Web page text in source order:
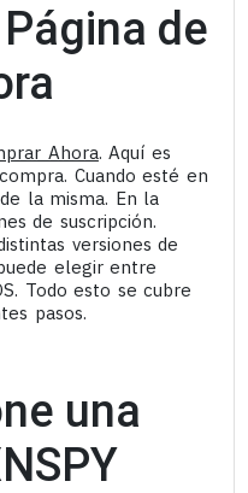
de
Ahora. Aquí es
Cuando esté en
la misma. En la
de suscripción.
versiones de
elegir entre
Todo esto se cubre
pasos.
una